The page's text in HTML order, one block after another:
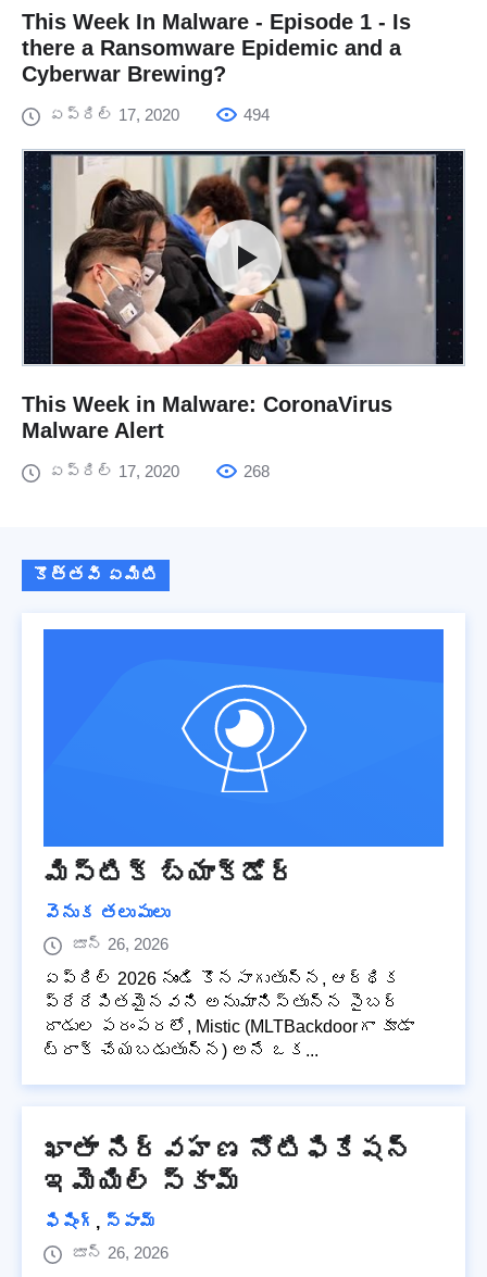
This Week In Malware - Episode 1 - Is
there a Ransomware Epidemic and a
Cyberwar Brewing?
ఏప్రిల్ 17, 2020 494
This Week in Malware: CoronaVirus
Malware Alert
ఏప్రిల్ 17, 2020 268
కొత్తవి ఏమిటి
మిస్టిక్ బ్యాక్‌డోర్
వెనుక తలుపులు
జూన్ 26, 2026
ఏప్రిల్ 2026 నుండి కొనసాగుతున్న, ఆర్థిక
ప్రేరేపితమైనవని అనుమానిస్తున్న సైబర్
దాడుల పరంపరలో, Mistic (MLTBackdoorగా కూడా
ట్రాక్ చేయబడుతున్న) అనే ఒక...
ఖాతా నిర్వహణ నోటిఫికేషన్
ఇమెయిల్ స్కామ్
ఫిషింగ్ , స్పామ్
జూన్ 26, 2026